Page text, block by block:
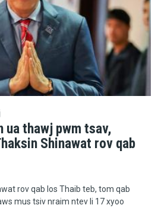
ua thawj pwm tsav,
Shinawat rov qab
rov qab los Thaib teb, tom qab
mus tsiv nraim ntev li 17 xyoo